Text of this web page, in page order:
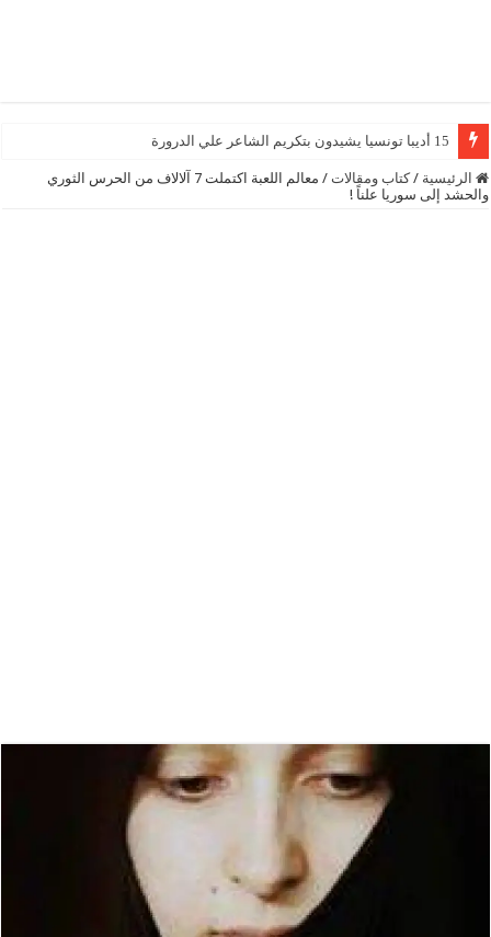
15 أديبا تونسيا يشيدون بتكريم الشاعر علي الدرورة
الرئيسية / كتاب ومقالات /
معالم اللعبة اكتملت 7 آلالاف من الحرس الثوري
والحشد إلى سوريا علناً !